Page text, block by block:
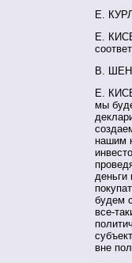
Е.
Е.
В.
Е.
мы
нашим
деньги
будем
все-
вне